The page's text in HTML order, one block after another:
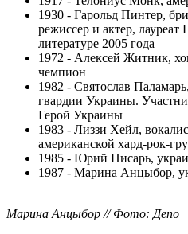
1930 - Гарольд Пинтер,
режиссер и актер,
литературе 2005 года
1972 - Алексей Житник,
чемпион
1982 - Святослав
гвардии Украины.
Герой Украины
1983 - Лиззи Хейл,
американской хард-рок-
1985 - Юрий Писарь,
1987 - Марина Анцыбор,
Марина Анцыбор // Фото: Депо